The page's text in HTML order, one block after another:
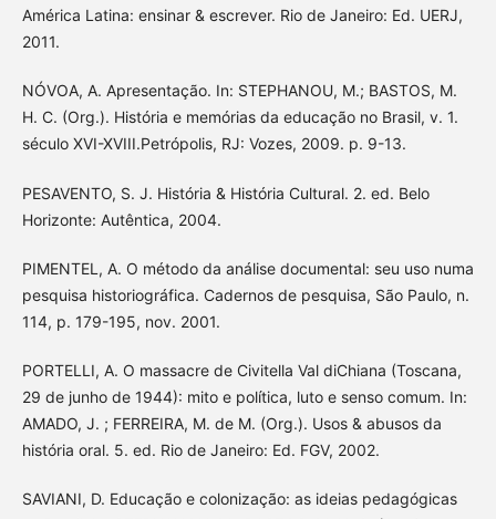
América Latina: ensinar & escrever. Rio de Janeiro: Ed. UERJ,
2011.
NÓVOA, A. Apresentação. In: STEPHANOU, M.; BASTOS, M.
H. C. (Org.). História e memórias da educação no Brasil, v. 1.
século XVI-XVIII.Petrópolis, RJ: Vozes, 2009. p. 9-13.
PESAVENTO, S. J. História & História Cultural. 2. ed. Belo
Horizonte: Autêntica, 2004.
PIMENTEL, A. O método da análise documental: seu uso numa
pesquisa historiográfica. Cadernos de pesquisa, São Paulo, n.
114, p. 179-195, nov. 2001.
PORTELLI, A. O massacre de Civitella Val diChiana (Toscana,
29 de junho de 1944): mito e política, luto e senso comum. In:
AMADO, J. ; FERREIRA, M. de M. (Org.). Usos & abusos da
história oral. 5. ed. Rio de Janeiro: Ed. FGV, 2002.
SAVIANI, D. Educação e colonização: as ideias pedagógicas